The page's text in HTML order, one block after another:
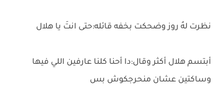
نظرت لهُ روز وضحكت بخفه قائله:حتى انتَ يا هلال
أبتسم هلال أكثر وقال:دا أحنا كلنا عارفين اللي فيها
وساكتين عشان منحرجكوش بس